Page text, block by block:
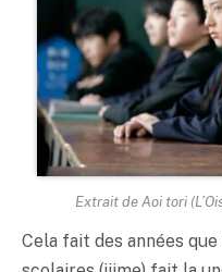
Extrait deAoi tori
Cela fait des années